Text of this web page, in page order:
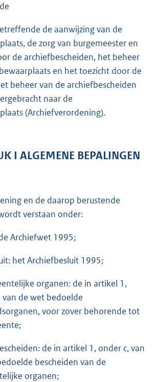
de aanwijzing van de
de zorg van burgemeester en
de archiefbescheiden, het beheer
en het toezicht door de
beheer van de archiefbescheiden
naar de
(Archiefverordening).
I ALGEMENE BEPALINGEN
en de daarop berustende
verstaan onder:
Archiefwet 1995;
het Archiefbesluit 1995;
organen: de in artikel 1,
van de wet bedoelde
voor zover behorende tot
de in artikel 1, onder c, van
bescheiden van de
organen;